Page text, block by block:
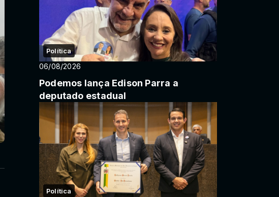
Política
06/08/2026
Podemos lança Edison Parra a
deputado estadual
Política